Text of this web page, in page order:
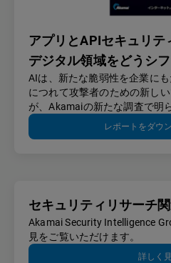
アプリとAPIセキュリテ
デジタル領域をどうシ
AIは、新たな脆弱性を企業に
につれて攻撃者のための新し
が、Akamaiの新たな調査で明
レポートをダウ
セキュリティリサーチ
Akamai Security Intelligence
見をご覧いただけます。
詳しく